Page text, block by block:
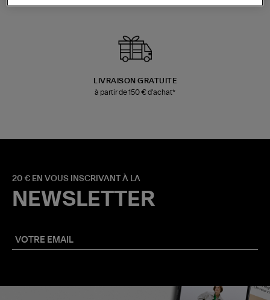
LIVRAISON GRATUITE
à partir de 150 € d'achat*
20 € EN VOUS INSCRIVANT À LA
NEWSLETTER